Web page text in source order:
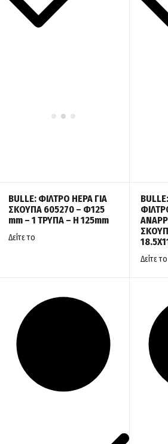
BULLE: ΦΙΛΤΡΟ HEPA ΓΙΑ
ΣΚΟΥΠΑ 605270 – Φ125
mm – 1 ΤΡΥΠΑ – Η 125mm
Δείτε το
Δείτε το